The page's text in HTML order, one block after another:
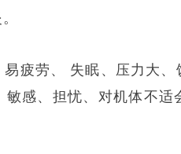
疲劳、 失眠、压力大
感、担忧、对机体不